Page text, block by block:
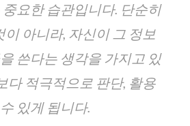
중요한 습관입니다. 단순히
이 아니라, 자신이 그 정보
쓴다는 생각을 가지고 있
다 적극적으로 판단, 활용
있게 됩니다.